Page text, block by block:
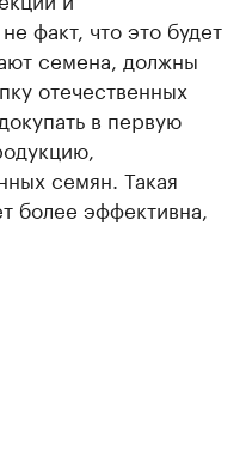
факт, что это будет
семена, должны
отечественных
в первую
семян. Такая
более эффективна,